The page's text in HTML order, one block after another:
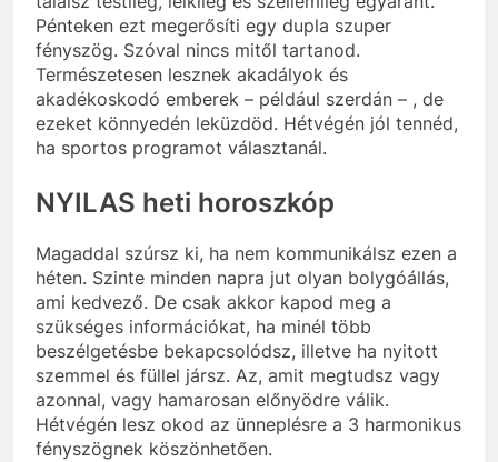
Pénteken ezt megerősíti egy dupla szuper
fényszög. Szóval nincs mitől tartanod.
Természetesen lesznek akadályok és
akadékoskodó emberek – például szerdán – , de
ezeket könnyedén leküzdöd. Hétvégén jól tennéd,
ha sportos programot választanál.
NYILAS heti horoszkóp
Magaddal szúrsz ki, ha nem kommunikálsz ezen a
héten. Szinte minden napra jut olyan bolygóállás,
ami kedvező. De csak akkor kapod meg a
szükséges információkat, ha minél több
beszélgetésbe bekapcsolódsz, illetve ha nyitott
szemmel és füllel jársz. Az, amit megtudsz vagy
azonnal, vagy hamarosan előnyödre válik.
Hétvégén lesz okod az ünneplésre a 3 harmonikus
fényszögnek köszönhetően.